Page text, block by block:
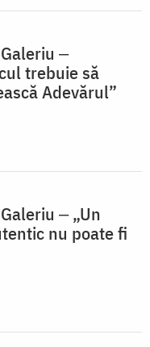
‒
trebuie să
Adevărul”
‒ „Un
nu poate fi